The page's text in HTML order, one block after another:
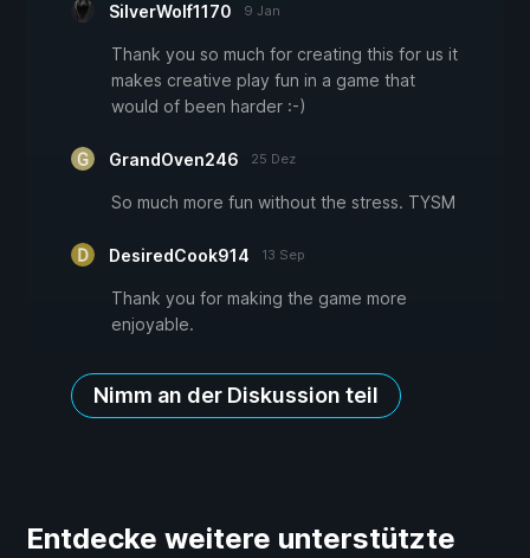
SilverWolf1170 9 Jan
Thank you so much for creating this for us it
makes creative play fun in a game that
would of been harder :-)
GrandOven246 25 Dez
So much more fun without the stress. TYSM
DesiredCook914 13 Sep
Thank you for making the game more
enjoyable.
Nimm an der Diskussion teil
Entdecke weitere unterstützte